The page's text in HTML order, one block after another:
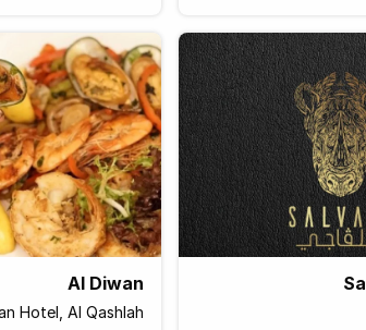
Al Diwan
Hotel, Al Qashlah